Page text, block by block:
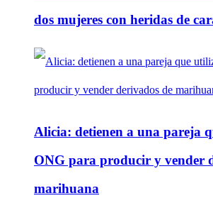
dos mujeres con heridas de
Alicia: detienen a una pareja
ONG para producir y vender
marihuana